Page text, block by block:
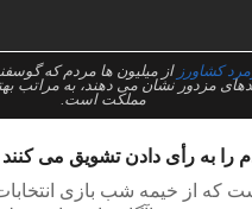
کشاورز از میلیون ها مردم که
مزدور نشان می دهند، به مراتب
مملکت است.
را به رأی دادن تشویق می
که از خیمه شب بازی